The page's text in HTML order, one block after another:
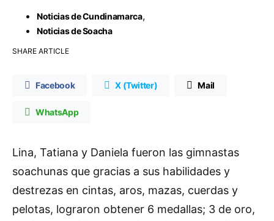
Noticias de Cundinamarca,
Noticias de Soacha
SHARE ARTICLE
Facebook X (Twitter) Mail
WhatsApp
Lina, Tatiana y Daniela fueron las gimnastas
soachunas que gracias a sus habilidades y
destrezas en cintas, aros, mazas, cuerdas y
pelotas, lograron obtener 6 medallas; 3 de oro,